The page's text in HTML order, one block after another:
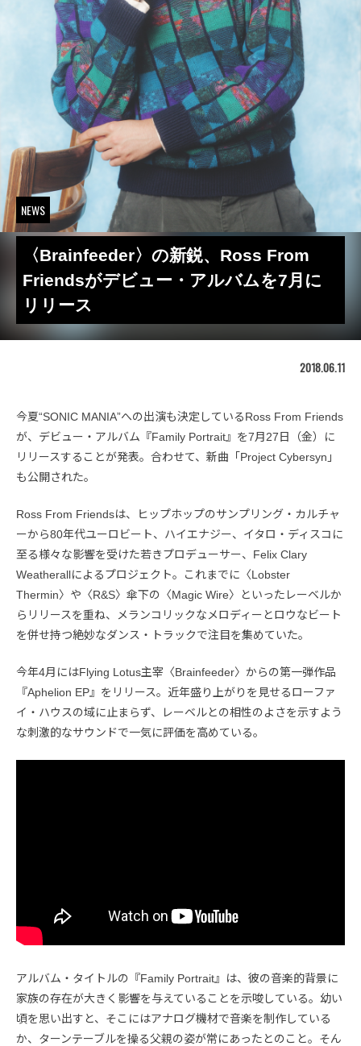
NEWS
〈Brainfeeder〉の新鋭、Ross From
Friendsがデビュー・アルバムを7月に
リリース
2018.06.11
今夏“SONIC MANIA”への出演も決定しているRoss From Friends
が、デビュー・アルバム『Family Portrait』を7月27日（金）に
リリースすることが発表。合わせて、新曲「Project Cybersyn」
も公開された。
Ross From Friendsは、ヒップホップのサンプリング・カルチャ
ーから80年代ユーロビート、ハイエナジー、イタロ・ディスコに
至る様々な影響を受けた若きプロデューサー、Felix Clary
Weatherallによるプロジェクト。これまでに〈Lobster
Thermin〉や〈R&S〉傘下の〈Magic Wire〉といったレーベルか
らリリースを重ね、メランコリックなメロディーとロウなビート
を併せ持つ絶妙なダンス・トラックで注目を集めていた。
今年4月にはFlying Lotus主宰〈Brainfeeder〉からの第一弾作品
『Aphelion EP』をリリース。近年盛り上がりを見せるローファ
イ・ハウスの域に止まらず、レーベルとの相性のよさを示すよう
な刺激的なサウンドで一気に評価を高めている。
アルバム・タイトルの『Family Portrait』は、彼の音楽的背景に
家族の存在が大きく影響を与えていることを示唆している。幼い
頃を思い出すと、そこにはアナログ機材で音楽を制作している
か、ターンテーブルを操る父親の姿が常にあったとのこと。そん